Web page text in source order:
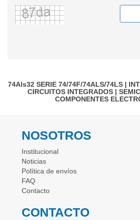
74Als32 SERIE 74/74F/74ALS/74LS |
CIRCUITOS INTEGRADOS|
COMPONENTES
NOSOTROS
Institucional
Noticias
Política de envíos
FAQ
Contacto
CONTACTO